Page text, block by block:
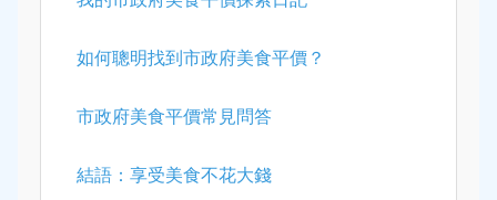
如何聰明找到市政府美食平價？
市政府美食平價常見問答
結語：享受美食不花大錢